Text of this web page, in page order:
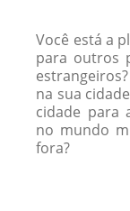
Você está a
para outros
na sua
cidade para
no mundo
fora?